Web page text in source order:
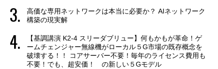
高価な専用ネットワークは本当に必要か？ AIネットワーク
構築の現実解
【基調講演 K2-4 スリーダブリュー】何もかもが革命！ゲ
ームチェンジャー無線機がローカル５G市場の既存概念を
破壊する！！ コアサーバー不要！毎年のライセンス費用も
不要！でも、超安価！ の新しい５Gモデル